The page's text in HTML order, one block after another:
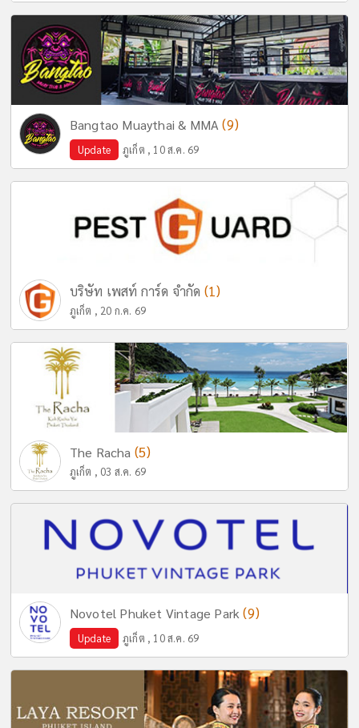
Bangtao Muaythai & MMA(9)
Update ภูเก็ต , 10 ส.ค. 69
บริษัท เพสท์ การ์ด จำกัด (1)
ภูเก็ต , 20 ก.ค. 69
The Racha (5)
ภูเก็ต , 03 ส.ค. 69
Novotel Phuket Vintage Park(9)
Update ภูเก็ต , 10 ส.ค. 69